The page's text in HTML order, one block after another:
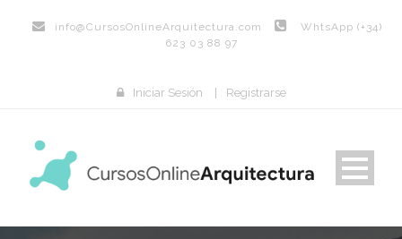
info@CursosOnlineArquitectura.com
WhtsApp (+34)
623 03 88 97
Iniciar Sesión Registrarse